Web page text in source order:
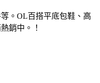
。OL百搭平底包鞋、高
銷中。！